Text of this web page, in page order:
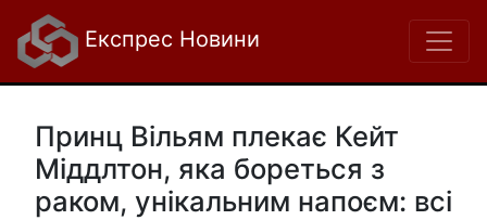
Експрес Новини
Принц Вільям плекає Кейт
Міддлтон, яка бореться з
раком, унікальним напоєм: всі